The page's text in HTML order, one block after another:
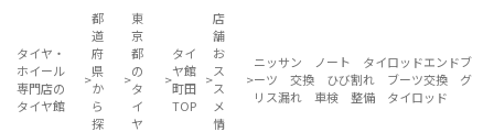
タイヤ・
ホイール
専門店の
タイヤ館
都
道
府
県
か
ら
探
東
京
都
の
タ
イ
ヤ
タイ
ヤ館
町田
TOP
店
舗
お
ス
ス
メ
情
ニッサン ノート タイロッドエンドブ
ーツ 交換 ひび割れ ブーツ交換 グ
リス漏れ 車検 整備 タイロッド